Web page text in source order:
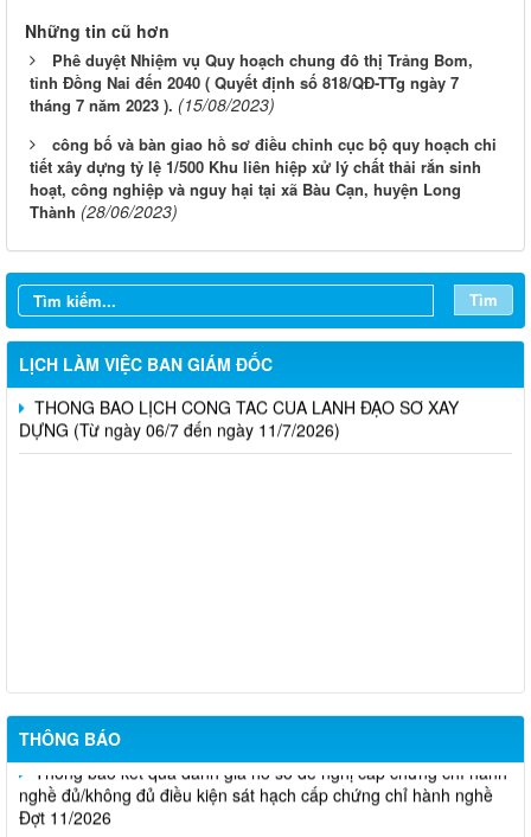
Những tin cũ hơn
Phê duyệt Nhiệm vụ Quy hoạch chung đô thị Trảng Bom,
tỉnh Đồng Nai đến 2040 ( Quyết định số 818/QĐ-TTg ngày 7
tháng 7 năm 2023 ). (15/08/2023)
công bố và bàn giao hồ sơ điều chỉnh cục bộ quy hoạch chi
tiết xây dựng tỷ lệ 1/500 Khu liên hiệp xử lý chất thải rắn sinh
hoạt, công nghiệp và nguy hại tại xã Bàu Cạn, huyện Long
Thành (28/06/2023)
Tìm
LỊCH LÀM VIỆC BAN GIÁM ĐỐC
LỊCH CÔNG TÁC CỦA LÃNH ĐẠO SỞ XÂY DỰNG (Từ ngày
03/8 đến ngày 08/8/2026)
THÔNG BÁO LỊCH CÔNG TÁC CỦA LÃNH ĐẠO SỞ XÂY
DỰNG (Từ ngày 27/7 đến ngày 31/7/2026)
THÔNG BÁO LỊCH CÔNG TÁC CỦA LÃNH ĐẠO SỞ XÂY
DỰNG (Từ ngày 20/7 đến ngày 25/7/2026)
THÔNG BÁO LỊCH CÔNG TÁC CỦA LÃNH ĐẠO SỞ XÂY
DỰNG (Từ ngày 06/7 đến ngày 11/7/2026)
THÔNG BÁO
nghề đủ/không đủ điều kiện sát hạch cấp chứng chỉ hành nghề
Đợt 10/2026
Thông báo kết quả đánh giá hồ sơ đề nghị cấp chứng chỉ hành
nghề đủ/không đủ điều kiện sát hạch cấp chứng chỉ hành nghề
Đợt 11/2026